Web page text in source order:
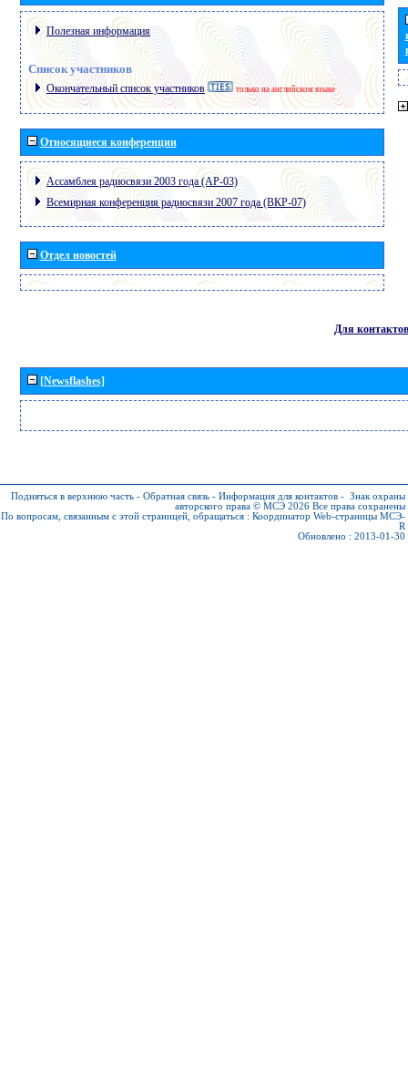
Полезная информация
Список участников
Окончательный список участников только на английском языке
Относящиеся конференции
Ассамблея радиосвязи 2003 года (АР-03)
Всемирная конференция радиосвязи 2007 года (ВКР-07)
Отдел новостей
Для контактов
[Newsflashes]
Подняться в верхнюю часть - Обратная связь - Информация для контактов - Знак охраны
авторского права © МСЭ 2026 Все права сохранены
По вопросам, связанным с этой страницей, обращаться : Координатор Web-страницы МСЭ-
R
Обновлено : 2013-01-30